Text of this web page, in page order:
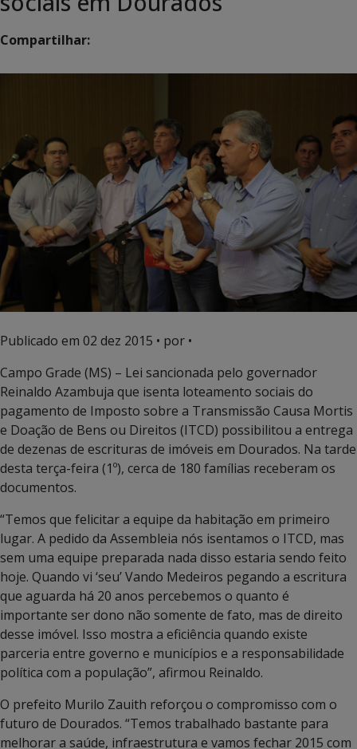
Compartilhar:
Publicado em 02 dez 2015 • por •
Campo Grade (MS) – Lei sancionada pelo governador
Reinaldo Azambuja que isenta loteamento sociais do
pagamento de Imposto sobre a Transmissão Causa Mortis
e Doação de Bens ou Direitos (ITCD) possibilitou a entrega
de dezenas de escrituras de imóveis em Dourados. Na tarde
desta terça-feira (1º), cerca de 180 famílias receberam os
documentos.
“Temos que felicitar a equipe da habitação em primeiro
lugar. A pedido da Assembleia nós isentamos o ITCD, mas
sem uma equipe preparada nada disso estaria sendo feito
hoje. Quando vi ‘seu’ Vando Medeiros pegando a escritura
que aguarda há 20 anos percebemos o quanto é
importante ser dono não somente de fato, mas de direito
desse imóvel. Isso mostra a eficiência quando existe
parceria entre governo e municípios e a responsabilidade
política com a população”, afirmou Reinaldo.
O prefeito Murilo Zauith reforçou o compromisso com o
futuro de Dourados. “Temos trabalhado bastante para
melhorar a saúde, infraestrutura e vamos fechar 2015 com